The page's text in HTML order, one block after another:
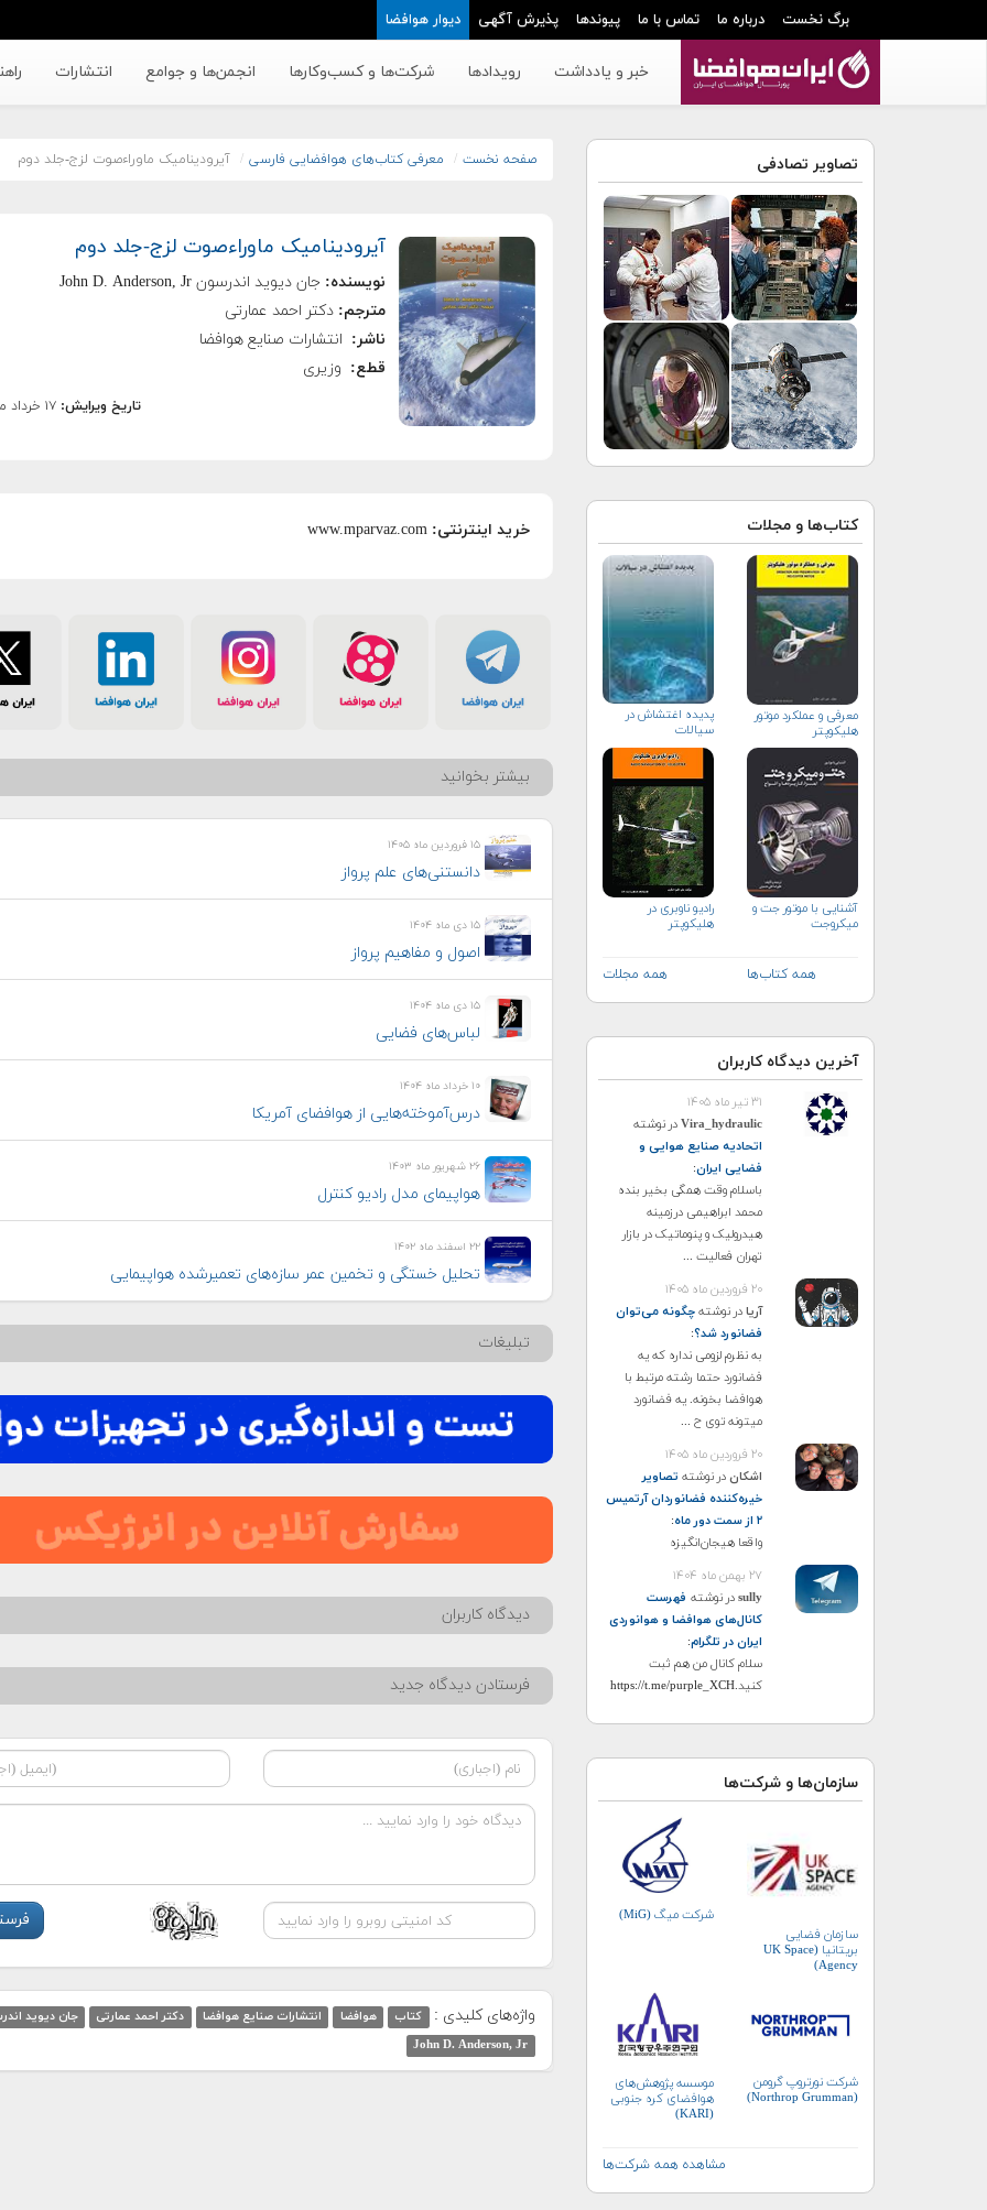
برگ نخست درباره ما تماس با ما پیوندها پذیرش آگهی دیوار هوافضا
خبر و یادداشت رویدادها شرکت‌ها و کسب‌وکار‌ها انجمن‌ها و جوامع انتشارات
تصاویر تصادفی
کتاب‌ها و مجلات
معرفی و عملكرد موتور
هلیكوپتر
پدیده اغتشاش در
سیالات
آشنایی با موتور جت و
میکروجت
رادیو ناوبری در
هلیکوپتر
همه کتاب‌ها همه مجلات
آخرین دیدگاه کاربران
۳۱ تیر ماه ۱۴۰۵
Vira_hydraulicدر نوشته
اتحادیه صنایع هوایی و
فضایی ایران:
باسلام وقت همگی بخیر بنده
محمد ابراهیمی درزمینه
هیدرولیک و پنوماتیک در بازار
تهران فعالیت ...
۲۰ فروردین ماه ۱۴۰۵
آریادر نوشتهچگونه می‌توان
فضانورد شد؟:
به نظرم لزومی نداره که یه
فضانورد حتما رشته مرتبط با
هوافضا بخونه. یه فضانورد
میتونه توی ح ...
۲۰ فروردین ماه ۱۴۰۵
اشکاندر نوشته تصاویر
خیره‌کننده فضانوردان آرتمیس
۲ از سمت دور ماه
:
واقعا هیجان‌انگیزه
۲۷ بهمن ماه ۱۴۰۴
sullyدر نوشته فهرست
کانال‌های هوافضا و هوانوردی
ایران در تلگرام:
سلام کانال من هم ثبت
کنید.https://t.me/purple_XCH
سازمان‌ها و شرکت‌ها
سازمان فضایی
بریتانیا (UK Space
Agency)
شرکت میگ (MiG)
شرکت نورتروپ گرومن
(Northrop Grumman)
موسسه پژوهش‌های
هوافضای کره جنوبی
(KARI)
مشاهده همه شرکت‌ها
صفحه نخست معرفی کتاب‌های هوافضایی فارسی آیرودینامیک ماوراءصوت لزج-جلد دوم
آیرودینامیک ماوراءصوت لزج-جلد دوم
نویسنده: جان دیوید اندرسون John D. Anderson, Jr
مترجم: دكتر احمد عمارتی
ناشر:
قطع: وزیری
تاریخ ویرایش:۱۷ خرداد ماه ۱۳۸۹
خرید اینترنتی: www.mparvaz.com
بیشتر بخوانید
۱۵ فروردین ماه ۱۴۰۵
دانستنی‌های علم پرواز
۱۵ دی ماه ۱۴۰۴
اصول و مفاهیم پرواز
۱۵ دی ماه ۱۴۰۴
لباس‌های فضایی
۱۰ خرداد ماه ۱۴۰۴
درس‌آموخته‌هایی از هوافضای آمریکا
۲۶ شهریور ماه ۱۴۰۳
هواپيمای مدل راديو كنترل
۲۲ اسفند ماه ۱۴۰۲
تحلیل خستگی و تخمین عمر سازه‌های تعمیرشده هواپیمایی
تبلیغات
دیدگاه کاربران
فرستادن دیدگاه جدید
واژه‌های کلیدی : کتاب هوافضا انتشارات صنایع هوافضا دکتر احمد عمارتی
جان دیوید
John D. Anderson, Jr